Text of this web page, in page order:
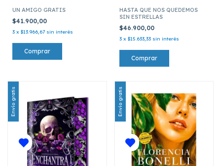
UN AMIGO GRATIS
$41.900,00
3 x $13.966,67 sin interés
HASTA QUE NOS QUEDEMOS
SIN ESTRELLAS
$46.900,00
3 x $15.633,33 sin interés
Envío gratis Envío gratis